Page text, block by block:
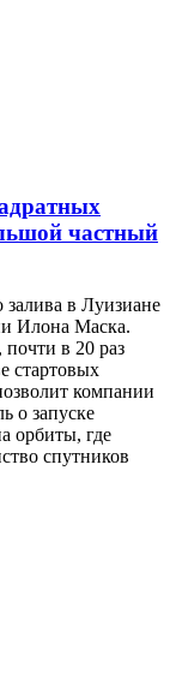
частный
в Луизиане
Илона Маска.
почти в 20 раз
стартовых
компании
о запуске
орбиты, где
спутников